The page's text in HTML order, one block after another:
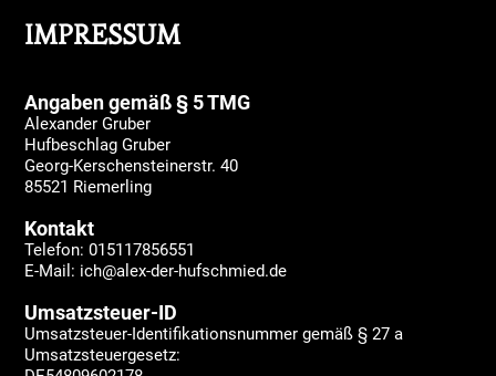
IMPRESSUM
Angaben gemäß § 5 TMG
Alexander Gruber
Hufbeschlag Gruber
Georg-Kerschensteinerstr. 40
85521 Riemerling
Kontakt
Telefon: 015117856551
E-Mail: ich@alex-der-hufschmied.de
Umsatzsteuer-ID
Umsatzsteuer-Identifikationsnummer gemäß § 27 a
Umsatzsteuergesetz: